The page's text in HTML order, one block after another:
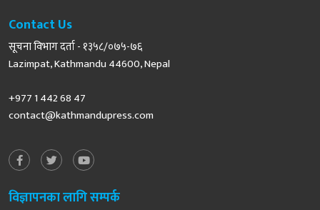
Contact Us
सूचना विभाग दर्ता - १३५८/०७५-७६
Lazimpat, Kathmandu 44600, Nepal
+977 1 442 68 47
contact@kathmandupress.com
विज्ञापनका लागि सम्पर्क